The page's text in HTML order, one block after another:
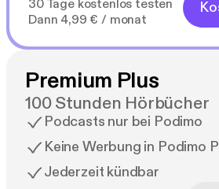
30 Tage kostenlos testen
Dann 4,99 € / monat
Premium Plus
100 Stunden Hörbücher
Podcasts nur bei Podimo
Keine Werbung in Podimo
Jederzeit kündbar